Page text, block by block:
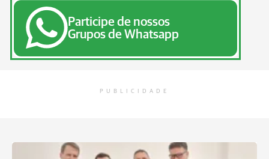
Participe de nossos
Grupos de Whatsapp
PUBLICIDADE